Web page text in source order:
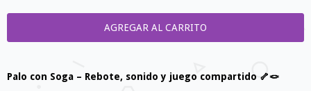
Palo con Soga – Rebote, sonido y juego compartido 🦴🪢